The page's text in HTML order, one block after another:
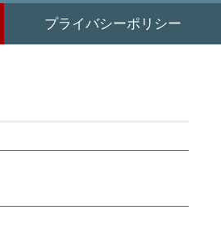
プライバシーポリシー